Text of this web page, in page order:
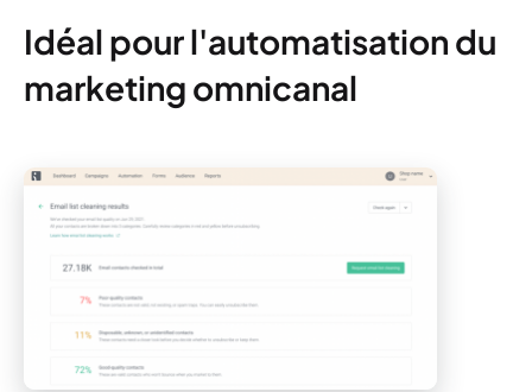
Idéal pour l'automatisation du
marketing omnicanal